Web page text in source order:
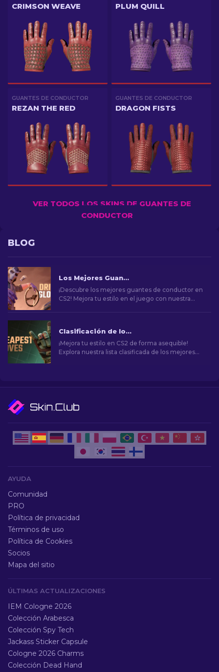
CRIMSON WEAVE PLUM QUILL
GUANTES DE CONDUCTOR
REZAN THE RED
GUANTES DE CONDUCTOR
DRAGON FISTS
VER TODOS LOS SKINS DE GUANTES DE
CONDUCTOR
BLOG
Los Mejores Guantes de Conductor en CS2: Lista Clasificada
¡Descubre los mejores guantes de conductor en
CS2! Mejora tu estilo en el juego con nuestra
Clasificación de los Mejores Guantes Económicos en CS2 [2026]
¡Mejora tu estilo en CS2 de forma asequible!
Explora nuestra lista clasificada de los mejores
AYUDA
Comunidad
PRO
Política de privacidad
Términos de uso
Política de Cookies
Socios
Mapa del sitio
ÚLTIMAS ACTUALIZACIONES
IEM Cologne 2026
Colección Arabesca
Colección Spy Tech
Jackass Sticker Capsule
Cologne 2026 Charms
Colección Dead Hand